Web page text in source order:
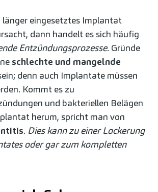
länger eingesetztes Implantat
dann handelt es sich häufig
Entzündungsprozesse. Gründe
schlechte und mangelnde
denn auch Implantate müssen
Kommt es zu
und bakteriellen Belägen
herum, spricht man von
. Dies kann zu einer Lockerung
oder gar zum kompletten